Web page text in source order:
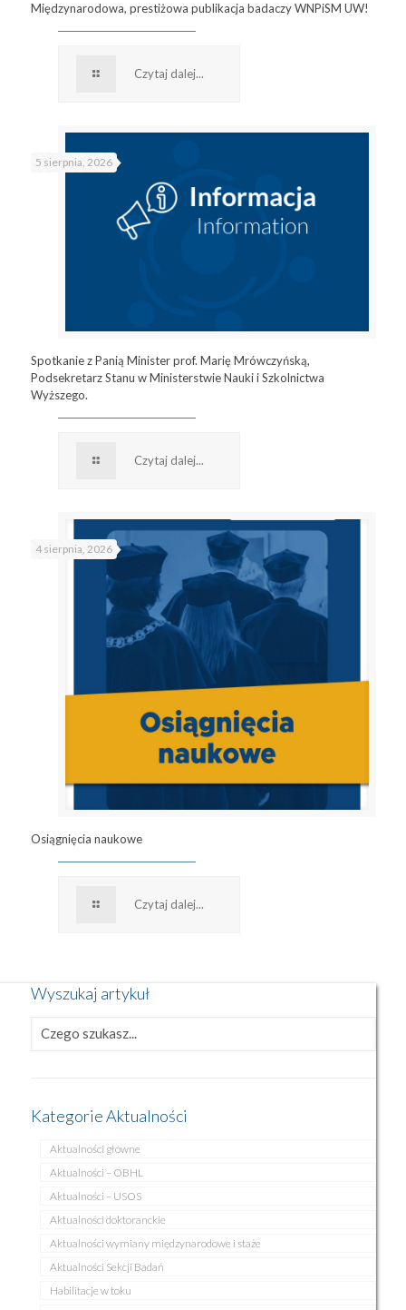
Międzynarodowa, prestiżowa publikacja badaczy WNPiSM UW!
Czytaj dalej...
5 sierpnia, 2026
Spotkanie z Panią Minister prof. Marię Mrówczyńską,
Podsekretarz Stanu w Ministerstwie Nauki i Szkolnictwa
Wyższego.
Czytaj dalej...
4 sierpnia, 2026
Osiągnięcia naukowe
Czytaj dalej...
Wyszukaj artykuł
Kategorie Aktualności
Aktualności główne
Aktualności – OBHL
Aktualności – USOS
Aktualności doktoranckie
Aktualności wymiany międzynarodowe i staże
Aktualności Sekcji Badań
Habilitacje w toku